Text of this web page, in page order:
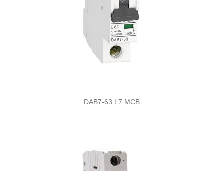
DAB7-63 L7 MCB